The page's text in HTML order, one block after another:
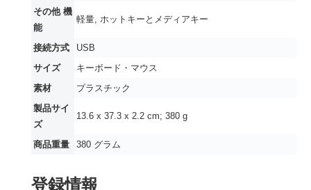
その他 機
能
‎軽量, ホットキーとメディアキー
接続方式
‎USB
サイズ
‎キーボード・マウス
素材
‎プラスチック
製品サイ
ズ
‎13.6 x 37.3 x 2.2 cm; 380 g
商品重量 ‎380 グラム
登録情報